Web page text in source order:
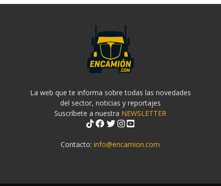
La web que te informa sobre todas las novedades
del sector, noticias y reportajes
Suscríbete a nuestra NEWSLETTER
Contacto:info@encamion.com